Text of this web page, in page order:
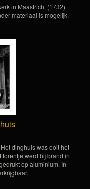
in Maastricht (1732).
materiaal is mogelijk.
dinghuis was ooit het
torentje werd bij brand in
op aluminium. In